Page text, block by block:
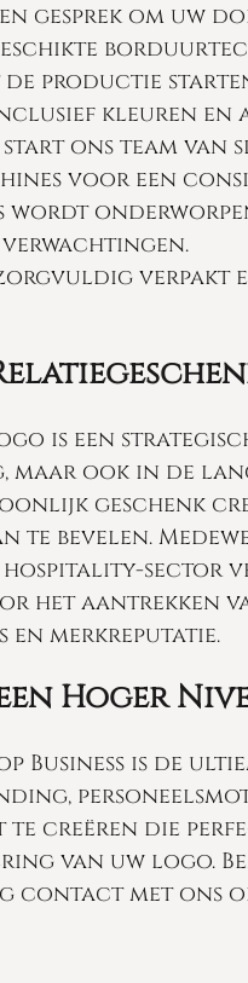
gesprek om uw
de productie
kleuren en
ons team van
voor een
wordt
verpakt
is een
ook in de
geschenk
te bevelen.
hospitality-sector
het aantrekken
merkreputatie.
Hoger
Business is de
creëren die
van uw logo.
contact met ons